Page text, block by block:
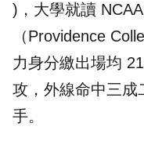
)，大學就讀
（Providence
力身分繳出場均
攻，外線命中三成
手。